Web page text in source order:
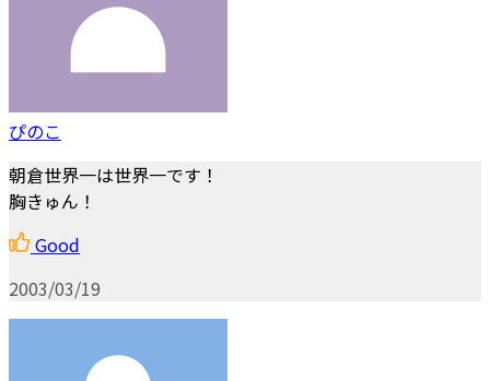
ぴのこ
朝倉世界一は世界一です！
胸きゅん！
Good
2003/03/19